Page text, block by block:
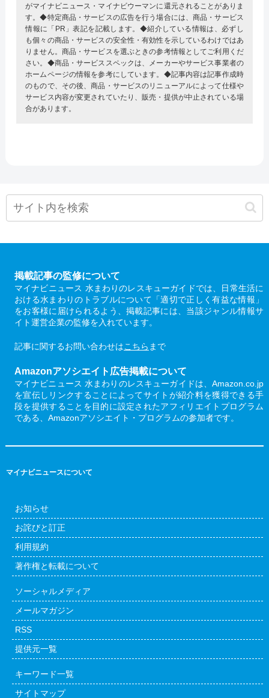
がマイナビニュース・マイナビウーマンに還元されることがありま
す。◆特定商品・サービスの広告を行う場合には、商品・サービス
情報に「PR」表記を記載します。◆紹介している情報は、必ずし
も個々の商品・サービスの安全性・有効性を示しているわけではあ
りません。商品・サービスを選ぶときの参考情報としてご利用くだ
さい。◆商品・サービススペックは、メーカーやサービス事業者の
ホームページの情報を参考にしています。◆記事内容は記事作成時
のもので、その後、商品・サービスのリニューアルによって仕様や
サービス内容が変更されていたり、販売・提供が中止されている場
合があります。
掲載記事の監修について
マイナビニュース 水まわりのレスキューガイドでは、日常生活に
おける水まわりのトラブルについて「適切で正しく有益な情報」
をお客様に届けられるよう、掲載記事には、当該ジャンル情報サ
イト運営企業の監修を入れています。
記事に関するお問い合わせはこちら まで
Amazonアソシエイト広告掲載について
マイナビニュース 水まわりのレスキューガイドは、Amazon.co.jp
を宣伝しリンクすることによってサイトが紹介料を獲得できる手
段を提供することを目的に設定されたアフィリエイトプログラム
である、Amazonアソシエイト・プログラムの参加者です。
マイナビニュースについて
お知らせ
お詫びと訂正
利用規約
著作権と転載について
ソーシャルメディア
メールマガジン
RSS
提供元一覧
キーワード一覧
サイトマップ